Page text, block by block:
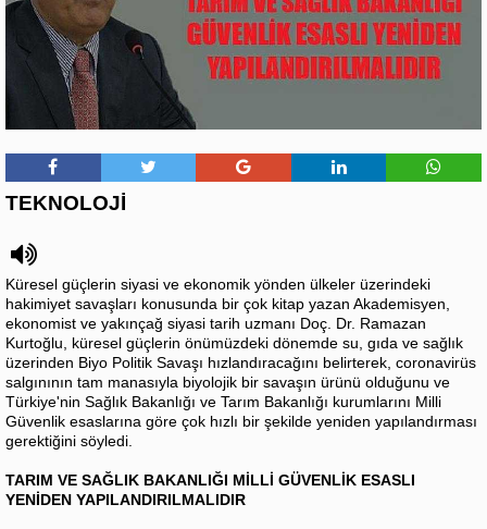
TEKNOLOJİ
Küresel güçlerin siyasi ve ekonomik yönden ülkeler üzerindeki
hakimiyet savaşları konusunda bir çok kitap yazan Akademisyen,
ekonomist ve yakınçağ siyasi tarih uzmanı Doç. Dr. Ramazan
Kurtoğlu, küresel güçlerin önümüzdeki dönemde su, gıda ve sağlık
üzerinden Biyo Politik Savaşı hızlandıracağını belirterek, coronavirüs
salgınının tam manasıyla biyolojik bir savaşın ürünü olduğunu ve
Türkiye'nin Sağlık Bakanlığı ve Tarım Bakanlığı kurumlarını Milli
Güvenlik esaslarına göre çok hızlı bir şekilde yeniden yapılandırması
gerektiğini söyledi.
TARIM VE SAĞLIK BAKANLIĞI MİLLİ GÜVENLİK ESASLI
YENİDEN YAPILANDIRILMALIDIR